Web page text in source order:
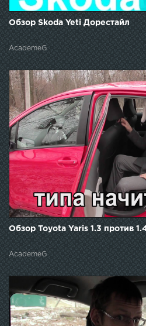
Обзор Skoda Yeti Дорестайл
AcademeG
Обзор Toyota Yaris 1.3 против
AcademeG